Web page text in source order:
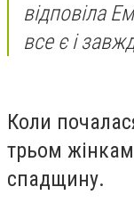
відповіла
все є і
Коли
трьом
спадщину.